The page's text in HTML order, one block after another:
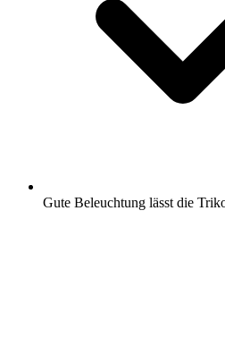
Gute Beleuchtung lässt die